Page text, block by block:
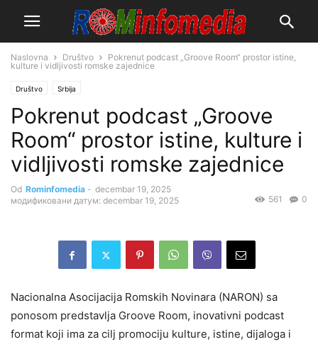
Naslovna Društvo
Pokrenut podcast „Groove Room“ prostor istine,
kulture i vidljivosti romske zajednice
Društvo Srbija
Pokrenut podcast „Groove
Room“ prostor istine, kulture i
vidljivosti romske zajednice
Od Rominfomedia - decembar 19, 2025
модификовани датум: decembar 19, 2025
0
561
Nacionalna Asocijacija Romskih Novinara (NARON) sa
ponosom predstavlja Groove Room, inovativni podcast
format koji ima za cilj promociju kulture, istine, dijaloga i